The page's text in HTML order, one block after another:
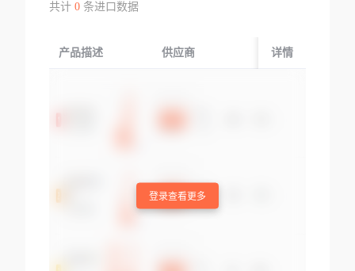
共计 0条进口数据
产品描述 供应商 起运国/地区
详情
登录查看更多